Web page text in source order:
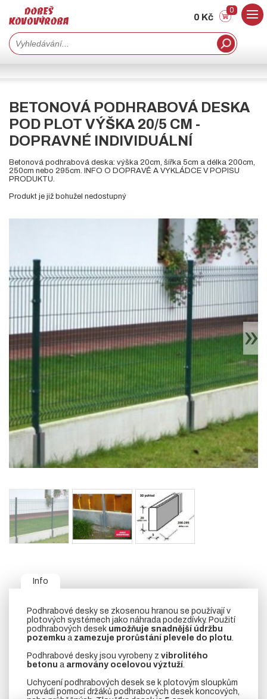
0 Kč
0
BETONOVÁ PODHRABOVÁ DESKA
POD PLOT VÝŠKA 20/5 CM -
DOPRAVNÉ INDIVIDUÁLNÍ
Betonová podhrabová deska: výška 20cm, šířka 5cm a délka 200cm,
250cm nebo 295cm. INFO O DOPRAVĚ A VYKLÁDCE V POPISU
PRODUKTU.
Produkt je již bohužel nedostupný
Info
Podhrabové desky se zkosenou hranou se používají v
plotových systémech jako náhrada podezdívky. Použití
podhrabových desek umožňuje snadnější údržbu
pozemku a zamezuje prorůstání plevele do plotu.
Podhrabové desky jsou vyrobeny z vibrolitého
betonu a armovány ocelovou výztuží.
Uchycení podhrabových desek se k plotovým sloupkům
provádí pomocí držáků podhrabových desek koncových,